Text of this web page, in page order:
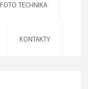
FOTO TECHNIKA
KONTAKTY